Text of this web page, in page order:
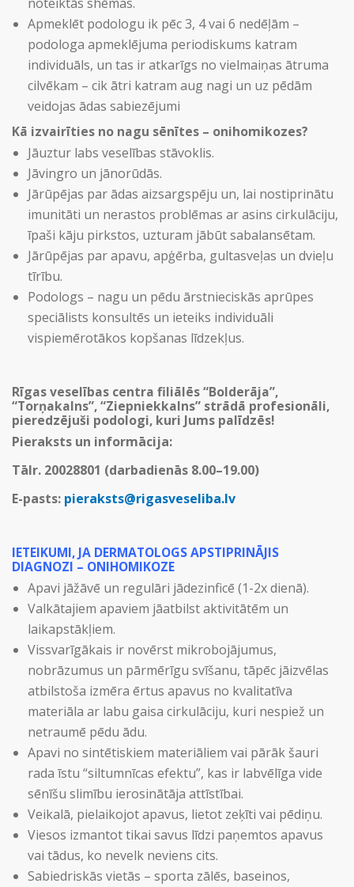
Apmeklēt podologu ik pēc 3, 4 vai 6 nedēļām –
podologa apmeklējuma periodiskums katram
individuāls, un tas ir atkarīgs no vielmaiņas ātruma
cilvēkam – cik ātri katram aug nagi un uz pēdām
veidojas ādas sabiezējumi
Kā izvairīties no nagu sēnītes – onihomikozes?
Jāuztur labs veselības stāvoklis.
Jāvingro un jānorūdās.
Jārūpējas par ādas aizsargspēju un, lai nostiprinātu
imunitāti un nerastos problēmas ar asins cirkulāciju,
īpaši kāju pirkstos, uzturam jābūt sabalansētam.
Jārūpējas par apavu, apģērba, gultasveļas un dvieļu
tīrību.
Podologs – nagu un pēdu ārstnieciskās aprūpes
speciālists konsultēs un ieteiks individuāli
vispiemērotākos kopšanas līdzekļus.
Rīgas veselības centra filiālēs “Bolderāja”,
“Torņakalns”, “Ziepniekkalns” strādā profesionāli,
pieredzējuši podologi, kuri Jums palīdzēs!
Pieraksts un informācija:
Tālr. 20028801 (darbadienās 8.00–19.00)
E-pasts: pieraksts@rigasveseliba.lv
IETEIKUMI, JA DERMATOLOGS APSTIPRINĀJIS
DIAGNOZI – ONIHOMIKOZE
Apavi jāžāvē un regulāri jādezinficē (1-2x dienā).
Valkātajiem apaviem jāatbilst aktivitātēm un
laikapstākļiem.
Vissvarīgākais ir novērst mikrobojājumus,
nobrāzumus un pārmērīgu svīšanu, tāpēc jāizvēlas
atbilstoša izmēra ērtus apavus no kvalitatīva
materiāla ar labu gaisa cirkulāciju, kuri nespiež un
netraumē pēdu ādu.
Apavi no sintētiskiem materiāliem vai pārāk šauri
rada īstu “siltumnīcas efektu”, kas ir labvēlīga vide
sēnīšu slimību ierosinātāja attīstībai.
Veikalā, pielaikojot apavus, lietot zeķīti vai pēdiņu.
Viesos izmantot tikai savus līdzi paņemtos apavus
vai tādus, ko nevelk neviens cits.
Sabiedriskās vietās – sporta zālēs, baseinos,